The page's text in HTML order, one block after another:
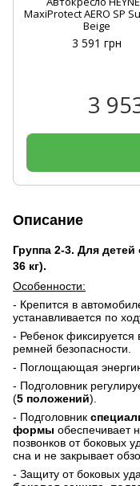
MaxiProtect AERO SP
Beige
3 591 грн
3
Описание
Группа 2-3. Для
36 кг).
Особенности:
- Крепится в
устанавливается по
- Ребенок
ремней безопасности.
- Поглощающая
- Подголовник
(5 положений).
- Подголовник
формы обеспечивает
позвонков от боковых
сна и не закрывает
- Защиту от боковых